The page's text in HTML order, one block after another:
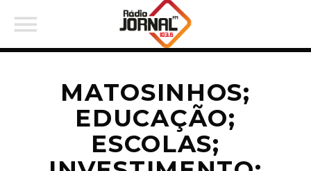
PARTILHAR:
MATOSINHOS;
EDUCAÇÃO;
ESCOLAS;